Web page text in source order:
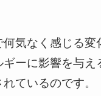
何気なく感じる変
ーに影響を与え
ているのです。